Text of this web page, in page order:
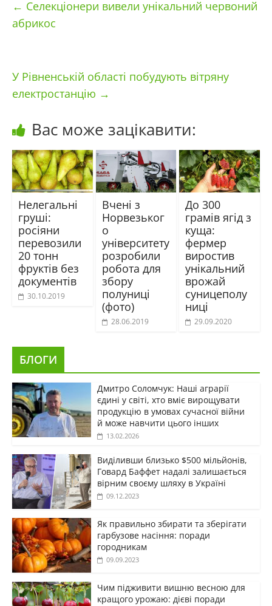
← Селекціонери вивели унікальний червоний
абрикос
У Рівненській області побудують вітряну
електростанцію →
Вас може зацікавити:
Нелегальні
груші:
росіяни
перевозили
20 тонн
фруктів без
документів
30.10.2019
Вчені з
Норвезьког
о
університету
розробили
робота для
збору
полуниці
(фото)
28.06.2019
До 300
грамів ягід з
куща:
фермер
виростив
унікальний
врожай
суницеполу
ниці
29.09.2020
БЛОГИ
Дмитро Соломчук: Наші аграрії
єдині у світі, хто вміє вирощувати
продукцію в умовах сучасної війни
й може навчити цього інших
13.02.2026
Виділивши близько $500 мільйонів,
Говард Баффет надалі залишається
вірним своєму шляху в Україні
09.12.2023
Як правильно збирати та зберігати
гарбузове насіння: поради
городникам
09.09.2023
Чим підживити вишню весною для
кращого урожаю: дієві поради